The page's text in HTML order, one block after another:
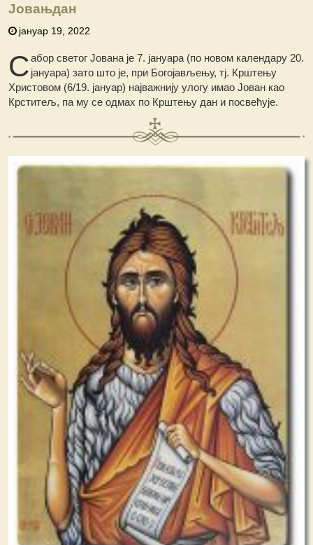
Јовањдан
јануар 19, 2022
Сабор светог Јована је 7. јануара (по новом календару 20.
јануара) зато што је, при Богојављењу, тј. Крштењу
Христовом (6/19. јануар) најважнију улогу имао Јован као
Крститељ, па му се одмах по Крштењу дан и посвећује.